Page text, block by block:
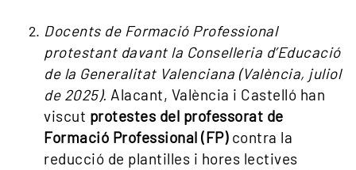
Docents de Formació Professional
protestant davant la Conselleria d’Educació
de la Generalitat Valenciana (València, juliol
de 2025). Alacant, València i Castelló han
viscut protestes del professorat de
Formació Professional (FP)contra la
reducció de plantilles i hores lectives